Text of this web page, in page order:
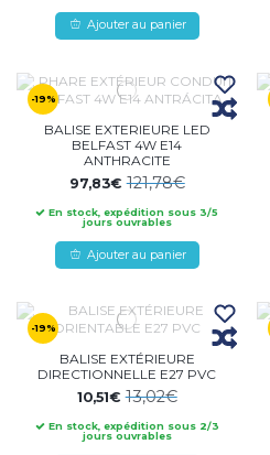
Ajouter au panier
-19%
BALISE EXTERIEURE LED
BELFAST 4W E14
ANTHRACITE
97,83€121,78€
En stock, expédition sous 3/5
jours ouvrables
Ajouter au panier
-19%
BALISE EXTÉRIEURE
DIRECTIONNELLE E27 PVC
10,51€13,02€
En stock, expédition sous 2/3
jours ouvrables